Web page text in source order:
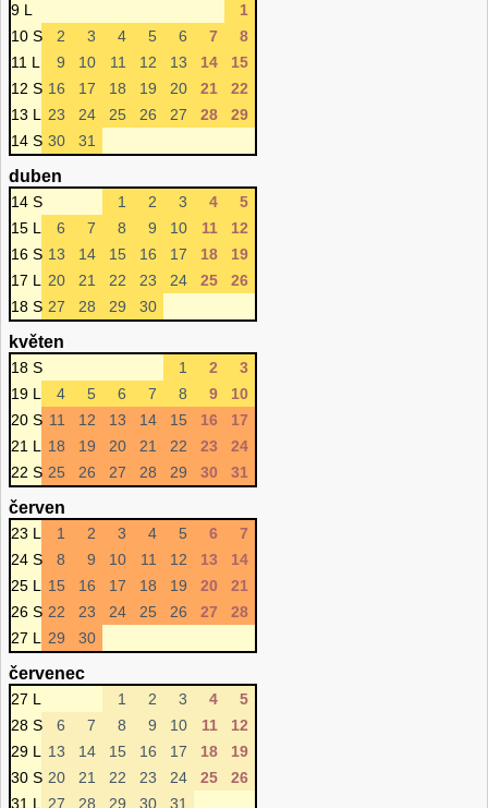
9 L
1
10 S
2 3 4 5 6 7
8
11 L
9 10 11 12 13 14
15
12 S 16 17 18 19 20 21
22
13 L
23 24 25 26 27 28
29
14 S 30 31
duben
14 S 1 2 3 4
5
15 L
6 7 8 9 10 11
12
16 S 13 14 15 16 17 18
19
17 L
20 21 22 23 24 25
26
18 S 27 28 29 30
květen
18 S 1 2
3
19 L
4 5 6 7 8 9
10
20 S 11 12 13 14 15 16
17
21 L
18 19 20 21 22 23
24
22 S 25 26 27 28 29 30 31
červen
23 L 1 2 3 4 5 6
7
24 S
8 9 10 11 12 13
14
25 L
15 16 17 18 19 20
21
26 S 22 23 24 25 26 27
28
27 L
29 30
červenec
27 L 1 2 3 4
5
28 S
6 7 8 9 10 11
12
29 L
13 14 15 16 17 18
19
30 S 20 21 22 23 24 25
26
31 L
27 28 29 30 31